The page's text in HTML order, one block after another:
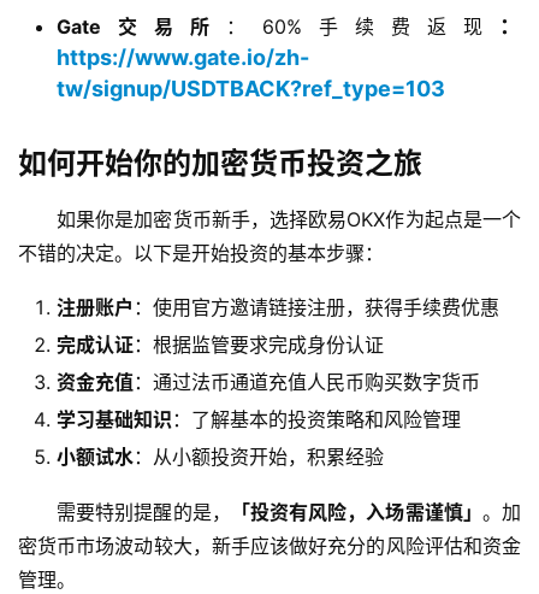
Gate交易所 ：60%手续费返现 ：
https://www.gate.io/zh-
tw/signup/USDTBACK?ref_type=103
如何开始你的加密货币投资之旅
如果你是加密货币新手，选择欧易OKX作为起点是一个
不错的决定。以下是开始投资的基本步骤：
注册账户 ：使用官方邀请链接注册，获得手续费优惠
完成认证：根据监管要求完成身份认证
资金充值：通过法币通道充值人民币购买数字货币
学习基础知识 ：了解基本的投资策略和风险管理
小额试水：从小额投资开始，积累经验
需要特别提醒的是， 「投资有风险，入场需谨慎」 。加
密货币市场波动较大，新手应该做好充分的风险评估和资金
管理。